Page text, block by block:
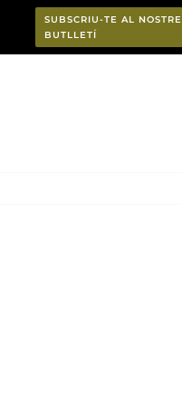
SUBSCRIU-TE AL NOSTRE
BUTLLETÍ